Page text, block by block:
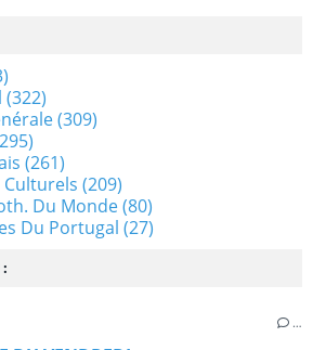
:
…
(322)
(309)
(261)
Culturels (209)
Du Monde(80)
Du Portugal (27)